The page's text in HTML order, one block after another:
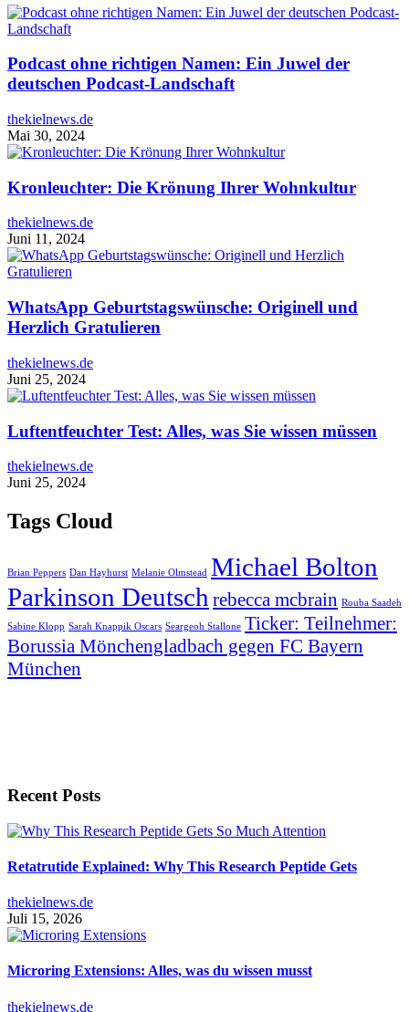
Podcast ohne richtigen Namen: Ein Juwel der
deutschen Podcast-Landschaft
thekielnews.de
Mai 30, 2024
Kronleuchter: Die Krönung Ihrer Wohnkultur
thekielnews.de
Juni 11, 2024
WhatsApp Geburtstagswünsche: Originell und
Herzlich Gratulieren
thekielnews.de
Juni 25, 2024
Luftentfeuchter Test: Alles, was Sie wissen müssen
thekielnews.de
Juni 25, 2024
Tags Cloud
Brian Peppers Dan Hayhurst Melanie Olmstead Michael Bolton
Parkinson Deutsch rebecca mcbrain Rouba Saadeh
Sabine Klopp Sarah Knappik Oscars Seargeoh Stallone Ticker: Teilnehmer:
Borussia Mönchengladbach gegen FC Bayern
München
Recent Posts
Retatrutide Explained: Why This Research Peptide Gets
thekielnews.de
Juli 15, 2026
Microring Extensions: Alles, was du wissen musst
thekielnews.de